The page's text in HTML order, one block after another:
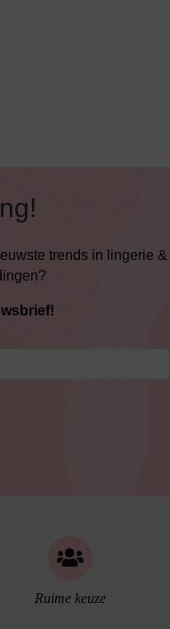
trends in lingerie &
Ruime keuze